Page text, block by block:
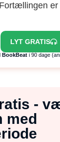
LYT GRATIS
BookBeati 90 dage
-
med